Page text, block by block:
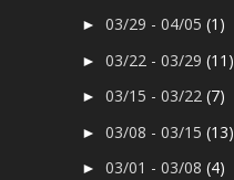
►03/29 - 04/05(1)
►03/22 - 03/29(11)
►03/15 - 03/22(7)
►03/08 - 03/15(13)
►03/01 - 03/08(4)